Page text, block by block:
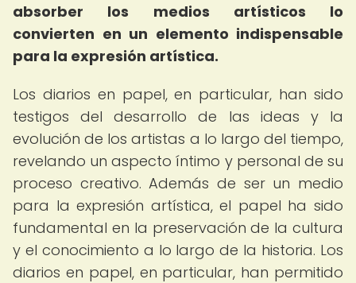
absorber los medios artísticos lo
convierten en un elemento indispensable
para la expresión artística.
Los diarios en papel, en particular, han sido
testigos del desarrollo de las ideas y la
evolución de los artistas a lo largo del tiempo,
revelando un aspecto íntimo y personal de su
proceso creativo. Además de ser un medio
para la expresión artística, el papel ha sido
fundamental en la preservación de la cultura
y el conocimiento a lo largo de la historia. Los
diarios en papel, en particular, han permitido